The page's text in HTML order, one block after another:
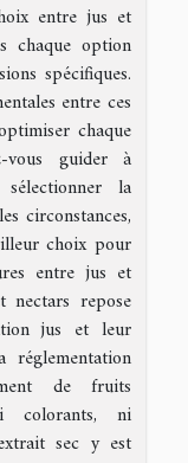
entre jus et
chaque option
spécifiques.
entre ces
chaque
vous guider à
la
circonstances,
choix pour
entre jus et
repose
jus et leur
de fruits
colorants, ni
sec y est